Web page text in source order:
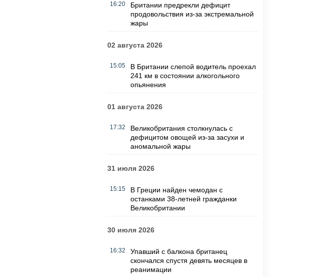
16:20
Британии предрекли дефицит
продовольствия из-за экстремальной
жары
02 августа 2026
15:05
В Британии слепой водитель проехал
241 км в состоянии алкогольного
опьянения
01 августа 2026
17:32
Великобритания столкнулась с
дефицитом овощей из-за засухи и
аномальной жары
31 июля 2026
15:15
В Греции найден чемодан с
останками 38-летней гражданки
Великобритании
30 июля 2026
16:32
Упавший с балкона британец
скончался спустя девять месяцев в
реанимации